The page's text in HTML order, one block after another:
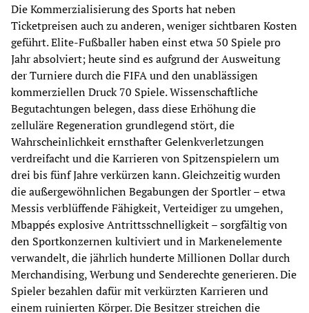
Die Kommerzialisierung des Sports hat neben
Ticketpreisen auch zu anderen, weniger sichtbaren Kosten
geführt. Elite-Fußballer haben einst etwa 50 Spiele pro
Jahr absolviert; heute sind es aufgrund der Ausweitung
der Turniere durch die FIFA und den unablässigen
kommerziellen Druck 70 Spiele. Wissenschaftliche
Begutachtungen belegen, dass diese Erhöhung die
zelluläre Regeneration grundlegend stört, die
Wahrscheinlichkeit ernsthafter Gelenkverletzungen
verdreifacht und die Karrieren von Spitzenspielern um
drei bis fünf Jahre verkürzen kann. Gleichzeitig wurden
die außergewöhnlichen Begabungen der Sportler – etwa
Messis verblüffende Fähigkeit, Verteidiger zu umgehen,
Mbappés explosive Antrittsschnelligkeit – sorgfältig von
den Sportkonzernen kultiviert und in Markenelemente
verwandelt, die jährlich hunderte Millionen Dollar durch
Merchandising, Werbung und Senderechte generieren. Die
Spieler bezahlen dafür mit verkürzten Karrieren und
einem ruinierten Körper. Die Besitzer streichen die